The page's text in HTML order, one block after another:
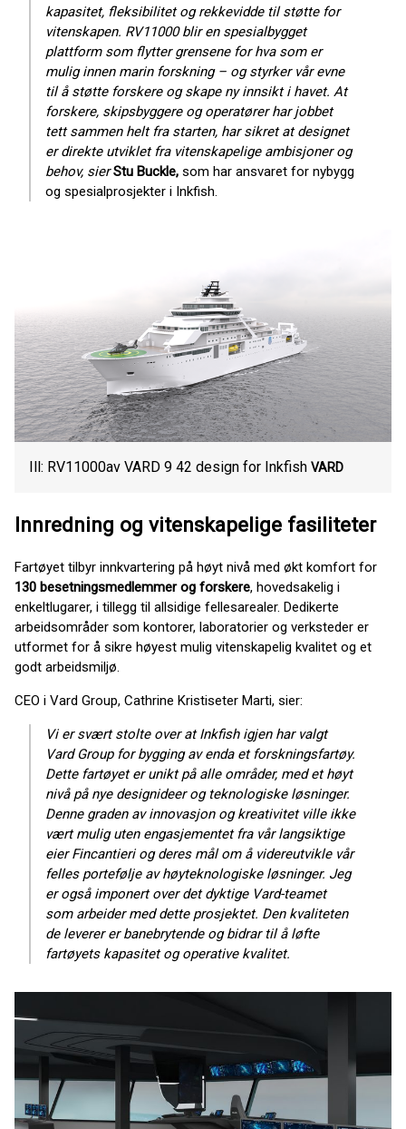
kapasitet, fleksibilitet og rekkevidde til støtte for
vitenskapen. RV11000 blir en spesialbygget
plattform som flytter grensene for hva som er
mulig innen marin forskning – og styrker vår evne
til å støtte forskere og skape ny innsikt i havet. At
forskere, skipsbyggere og operatører har jobbet
tett sammen helt fra starten, har sikret at designet
er direkte utviklet fra vitenskapelige ambisjoner og
behov, sierStu Buckle, som har ansvaret for nybygg
og spesialprosjekter i Inkfish.
Ill: RV11000av VARD 9 42 design for Inkfish VARD
Innredning og vitenskapelige fasiliteter
Fartøyet tilbyr innkvartering på høyt nivå med økt komfort for
130 besetningsmedlemmer og forskere, hovedsakelig i
enkeltlugarer, i tillegg til allsidige fellesarealer. Dedikerte
arbeidsområder som kontorer, laboratorier og verksteder er
utformet for å sikre høyest mulig vitenskapelig kvalitet og et
godt arbeidsmiljø.
CEO i Vard Group, Cathrine Kristiseter Marti, sier:
Vi er svært stolte over at Inkfish igjen har valgt
Vard Group for bygging av enda et forskningsfartøy.
Dette fartøyet er unikt på alle områder, med et høyt
nivå på nye designideer og teknologiske løsninger.
Denne graden av innovasjon og kreativitet ville ikke
vært mulig uten engasjementet fra vår langsiktige
eier Fincantieri og deres mål om å videreutvikle vår
felles portefølje av høyteknologiske løsninger. Jeg
er også imponert over det dyktige Vard-teamet
som arbeider med dette prosjektet. Den kvaliteten
de leverer er banebrytende og bidrar til å løfte
fartøyets kapasitet og operative kvalitet.